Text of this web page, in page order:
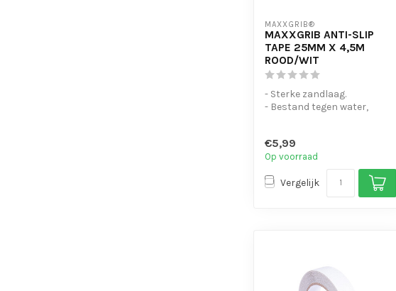
MAXXGRIB®
MAXXGRIB ANTI-SLIP
TAPE 25MM X 4,5M
ROOD/WIT
- Sterke zandlaag.
- Bestand tegen water,
€5,99
Op voorraad
Vergelijk